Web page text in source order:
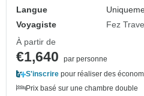
Langue
Voyagiste
Fez
À partir de
€1,640
par personne
S'inscrire pour réaliser des
Prix basé sur une chambre double